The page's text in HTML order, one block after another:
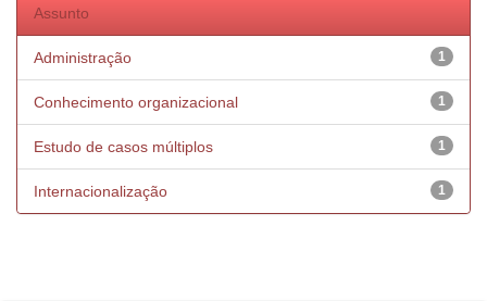
Assunto
1
Administração
1
Conhecimento organizacional
1
Estudo de casos múltiplos
1
Internacionalização